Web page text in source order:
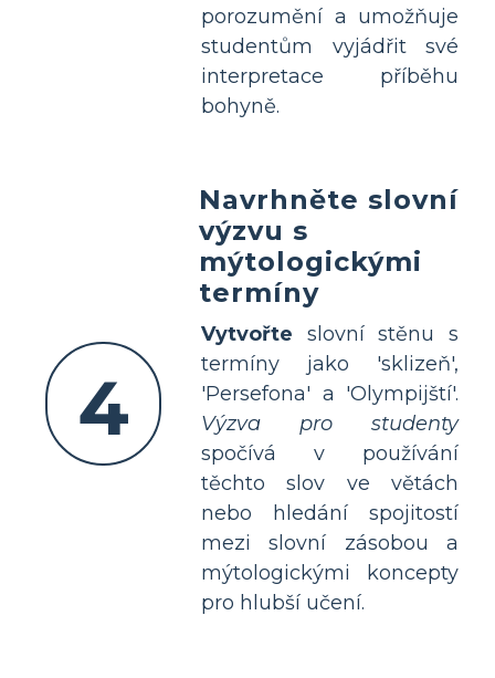
porozumění a umožňuje
studentům vyjádřit své
interpretace příběhu
bohyně.
4
Navrhněte slovní
výzvu s
mýtologickými
termíny
Vytvořte slovní stěnu s
termíny jako 'sklizeň',
'Persefona' a 'Olympijští'.
Výzva pro studenty
spočívá v používání
těchto slov ve větách
nebo hledání spojitostí
mezi slovní zásobou a
mýtologickými koncepty
pro hlubší učení.